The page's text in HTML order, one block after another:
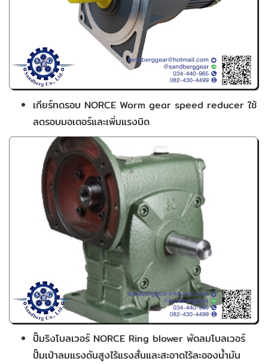
เกียร์ทดรอบ NORCE Worm gear speed reducer ใช้
ลดรอบมอเตอร์และเพิ่มแรงบิด
ปั๊มริงโบลเวอร์ NORCE Ring blower พัดลมโบลเวอร์
ปั๊มเป่าลมแรงดันสูงไร้แรงสั่นและสะอาดไร้ละอองน้ำมัน